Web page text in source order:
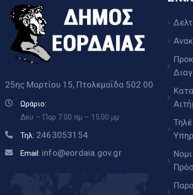
25ης Μαρτίου 15, Πτολεμαΐδα 502 00
Ωράριο:
Δευ – Παρ 7.00 πμ – 15.00 μμ
Τηλ: 2463053154
Email: info@eordaia.gov.gr